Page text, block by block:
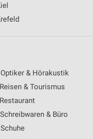
Optiker & Hörakustik
Reisen & Tourismus
Restaurant
Schreibwaren & Büro
Schuhe